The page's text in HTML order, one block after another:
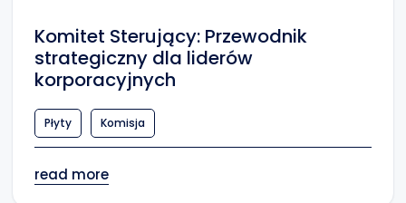
Komitet Sterujący: Przewodnik
strategiczny dla liderów
korporacyjnych
Płyty Komisja
read more